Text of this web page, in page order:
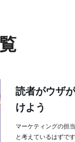
読者がウザ
けよう
マーケティングの担
と考えているはずで